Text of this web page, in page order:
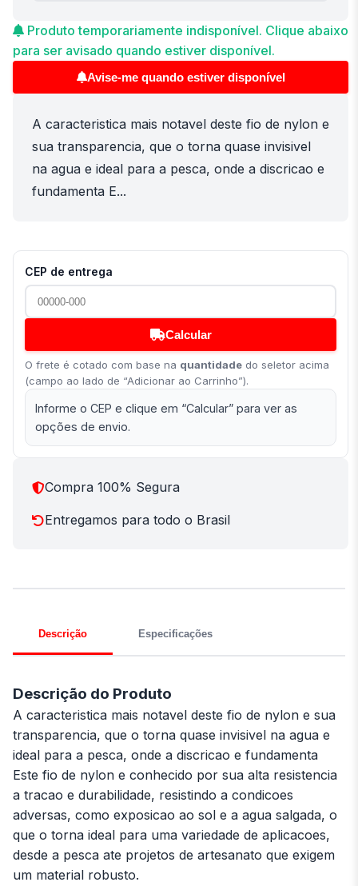
Produto temporariamente indisponível. Clique abaixo
para ser avisado quando estiver disponível.
Avise-me quando estiver disponível
A caracteristica mais notavel deste fio de nylon e
sua transparencia, que o torna quase invisivel
na agua e ideal para a pesca, onde a discricao e
fundamenta E...
CEP de entrega
Calcular
O frete é cotado com base na quantidade do seletor acima
(campo ao lado de “Adicionar ao Carrinho”).
Informe o CEP e clique em “Calcular” para ver as
opções de envio.
Compra 100% Segura
Entregamos para todo o Brasil
Descrição Especificações
Descrição do Produto
A caracteristica mais notavel deste fio de nylon e sua
transparencia, que o torna quase invisivel na agua e
ideal para a pesca, onde a discricao e fundamenta
Este fio de nylon e conhecido por sua alta resistencia
a tracao e durabilidade, resistindo a condicoes
adversas, como exposicao ao sol e a agua salgada, o
que o torna ideal para uma variedade de aplicacoes,
desde a pesca ate projetos de artesanato que exigem
um material robusto.